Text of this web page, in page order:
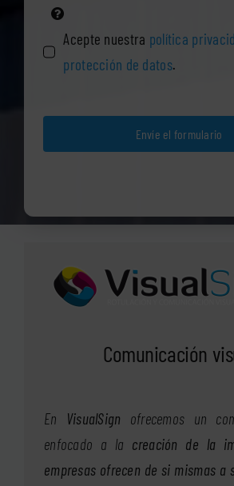
Acepte nuestra política
protección de datos.
Envíe el formulario
Comunicación
En VisualSign ofrecemos un
enfocado a la creación de la
empresas ofrecen de si mismas a